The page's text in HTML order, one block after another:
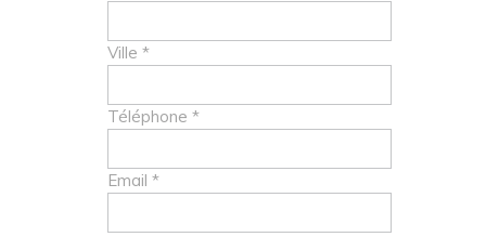
Ville *
Téléphone *
Email *